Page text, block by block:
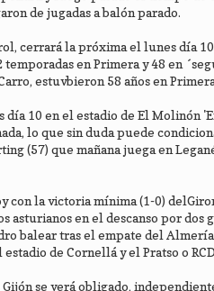
de jugadas a balón parado.
cerrará la próxima el lunes día
en Primera y 48 en
estuvbieron 58 años en
10 en el estadio de El Molinón
lo que sin duda puede
(57) que mañana juega en
con la victoria mínima (1-0)
en el descanso por dos
balear tras el empate del Almería
de Cornellá y el Pratso o
se verá obligado,